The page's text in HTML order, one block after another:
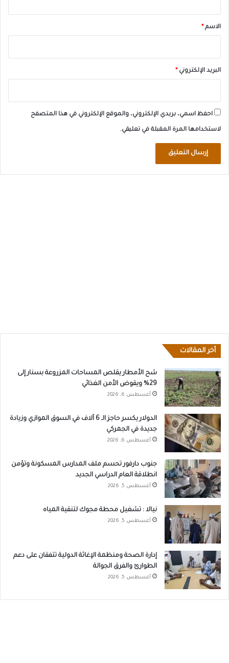
*الاسم *
البريد الإلكتروني *
احفظ اسمي، بريدي الإلكتروني، والموقع الإلكتروني في هذا المتصفح
لاستخدامها المرة المقبلة في تعليقي.
أخر المقالات
شح الأمطار يقلص المساحات المزروعة بسنار إلى
29% ويقوض الأمن الغذائي
أغسطس 6, 2026
الدولار يكسر حاجز الـ 6 آلاف في السوق الموازي وزيادة
جديدة في الجمركي
أغسطس 6, 2026
جنوب دارفور تحسم ملف المدارس المسكونة وتؤمن
انطلاقة العام الدراسي الجديد
أغسطس 5, 2026
نيالا : تشغيل محطة مجوك لتنقية المياه
أغسطس 5, 2026
إدارة الصحة ومنظمة الإغاثة الدولية تتفقان على دعم
الطوارئ والفرق الجوالة
أغسطس 5, 2026